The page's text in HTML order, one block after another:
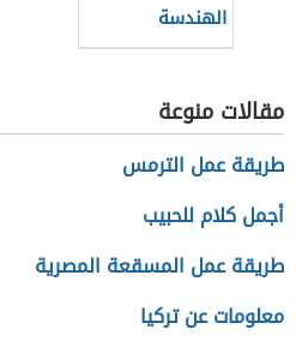
الهندسة
الإقليدية
واللاإقليدية
مقالات منوعة
طريقة عمل الترمس
أجمل كلام للحبيب
طريقة عمل المسقعة المصرية
معلومات عن تركيا